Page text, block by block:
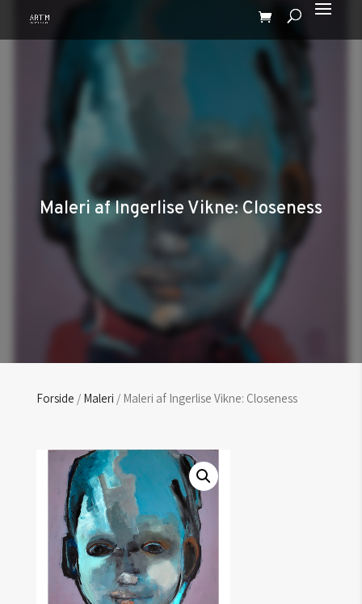
Maleri af Ingerlise Vikne: Closeness
Forside / Maleri / Maleri af Ingerlise Vikne: Closeness